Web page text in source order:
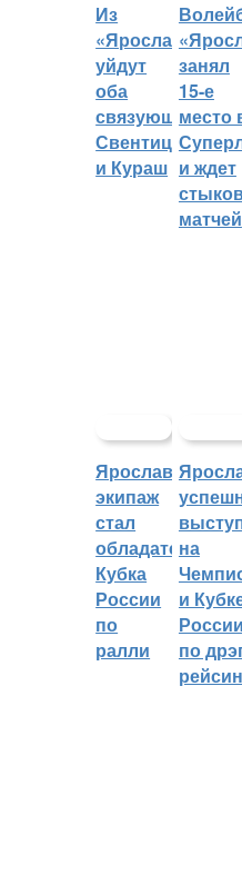
Из
«Ярославича»
уйдут
оба
связующих:
Свентицкис
и Кураш
занял
15-е
место
и ждет
матчей
Ярославский
экипаж
стал
обладателем
Кубка
России
по
ралли
на
и
России
по